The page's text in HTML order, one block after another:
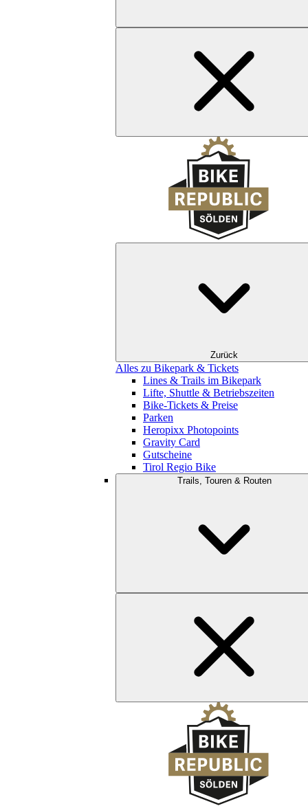
Zurück
Alles zu Bikepark & Tickets
Lines & Trails im Bikepark
Lifte, Shuttle & Betriebszeiten
Bike-Tickets & Preise
Parken
Heropixx Photopoints
Gravity Card
Gutscheine
Tirol Regio Bike
Trails, Touren & Routen